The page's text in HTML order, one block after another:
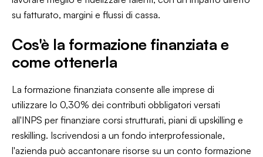
su fatturato, margini e flussi di cassa.
Cos'è la formazione finanziata e
come ottenerla
La formazione finanziata consente alle imprese di
utilizzare lo 0,30% dei contributi obbligatori versati
all'INPS per finanziare corsi strutturati, piani di upskilling e
reskilling. Iscrivendosi a un fondo interprofessionale,
l'azienda può accantonare risorse su un conto formazione